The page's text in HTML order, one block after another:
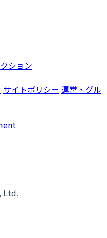
ション
サイトポリシー 運営・グル
Ltd.